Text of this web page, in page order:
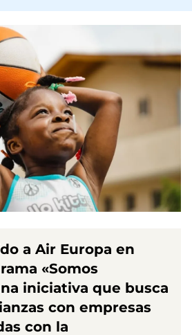
a Air Europa en
«Somos
iniciativa que busca
con empresas
con la